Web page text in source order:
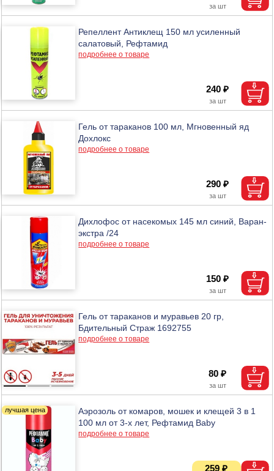
Репеллент Антиклещ 150 мл усиленный
салатовый, Рефтамид
подробнее о товаре
240 ₽
Гель от тараканов 100 мл, Мгновенный яд
Дохлокс
подробнее о товаре
290 ₽
Дихлофос от насекомых 145 мл синий, Варан-
экстра /24
подробнее о товаре
150 ₽
Гель от тараканов и муравьев 20 гр,
Бдительный Страж 1692755
подробнее о товаре
80 ₽
Аэрозоль от комаров, мошек и клещей 3 в 1
100 мл от 3-х лет, Рефтамид Baby
подробнее о товаре
259 ₽